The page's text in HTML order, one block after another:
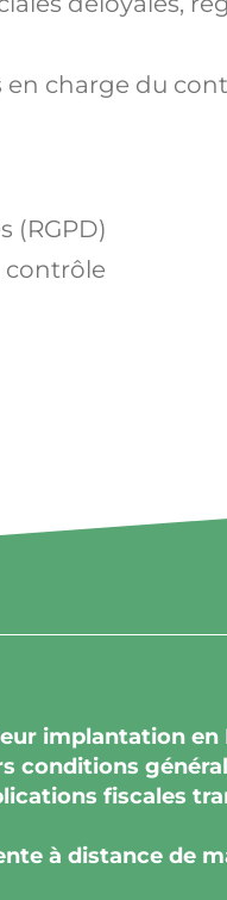
en charge du
(RGPD)
contrôle
implantation en
conditions
fiscales
à distance de